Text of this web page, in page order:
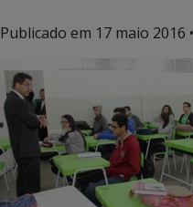
Publicado em 17 maio 2016